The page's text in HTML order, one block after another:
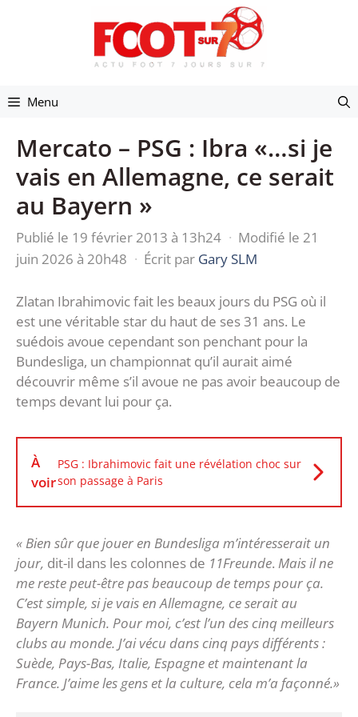
Menu
Mercato – PSG : Ibra «…si je
vais en Allemagne, ce serait
au Bayern »
Publié le 19 février 2013 à 13h24 · Modifié le 21
juin 2026 à 20h48 · Écrit par Gary SLM
Zlatan Ibrahimovic fait les beaux jours du PSG où il
est une véritable star du haut de ses 31 ans. Le
suédois avoue cependant son penchant pour la
Bundesliga, un championnat qu’il aurait aimé
découvrir même s’il avoue ne pas avoir beaucoup de
temps devant lui pour ça.
À
voir
PSG : Ibrahimovic fait une révélation choc sur
son passage à Paris
« Bien sûr que jouer en Bundesliga m’intéresserait un
jour, dit-il dans les colonnes de 11Freunde. Mais il ne
me reste peut-être pas beaucoup de temps pour ça.
C’est simple, si je vais en Allemagne, ce serait au
Bayern Munich. Pour moi, c’est l’un des cinq meilleurs
clubs au monde. J’ai vécu dans cinq pays différents :
Suède, Pays-Bas, Italie, Espagne et maintenant la
France. J’aime les gens et la culture, cela m’a façonné.»